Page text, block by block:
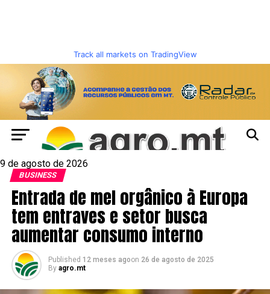
Track all markets on TradingView
9 de agosto de 2026
BUSINESS
Entrada de mel orgânico à Europa
tem entraves e setor busca
aumentar consumo interno
Published 12 meses agoon 26 de agosto de 2025
By agro.mt